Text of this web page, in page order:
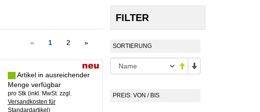
FILTER
SORTIERUNG
PREIS: VON / BIS
« 1 2 »
Artikel in ausreichender
Menge verfügbar
pro Stk (inkl. MwSt. zzgl.
Versandkosten für
Standardartikel )